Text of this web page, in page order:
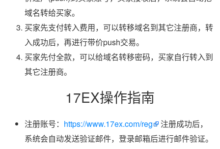
域名转给买家。
买家先支付转入费用，可以转移域名到其它注册商，转
入成功后，再进行带价push交易。
买家先付全款，可以给域名转移密码，买家自行转入到
其它注册商。
17EX操作指南
注册账号： https://www.17ex.com/reg
注册成功后，
系统会自动发送验证邮件，登录邮箱后进行邮件验证。